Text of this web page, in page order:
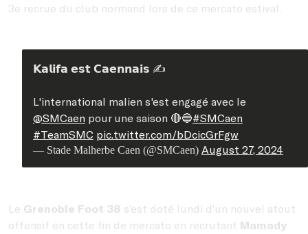
3e recrue du club normand lors de ce mercato estival.
𝗞𝗮𝗹𝗶𝗳𝗮 𝗲𝘀𝘁 𝗖𝗮𝗲𝗻𝗻𝗮𝗶𝘀 ✍️
L'international malien s'est engagé avec le
@SMCaen pour une saison 🔴🔵#SMCaen
#TeamSMC pic.twitter.com/bDcicGrFgw
— Stade Malherbe Caen (@SMCaen) August 27, 2024
Le Grenoble Foot 38 s’est doté lundi d’un nouvel atout
offensif en cette fin de mercato en recrutant Mamady